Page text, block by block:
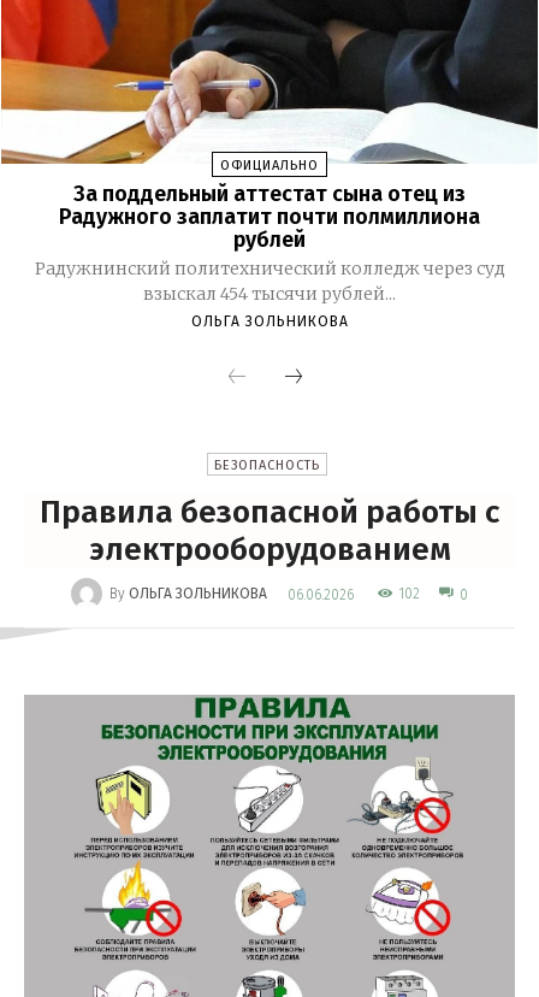
ОФИЦИАЛЬНО
За поддельный аттестат сына отец из
Радужного заплатит почти полмиллиона
рублей
Радужнинский политехнический колледж через суд
взыскал 454 тысячи рублей...
ОЛЬГА ЗОЛЬНИКОВА